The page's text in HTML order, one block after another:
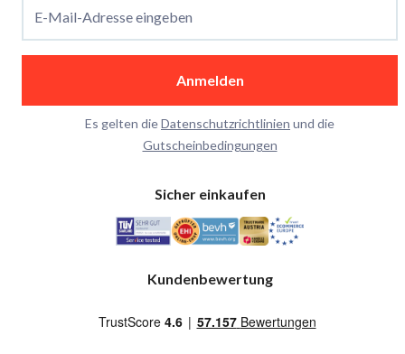
E-Mail-Adresse eingeben
Anmelden
Es gelten dieDatenschutzrichtlinien und die
Gutscheinbedingungen
Sicher einkaufen
Kundenbewertung